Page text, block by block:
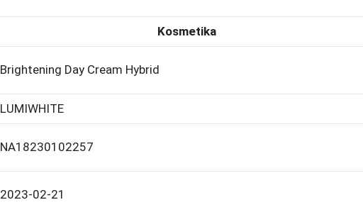
Kosmetika
Brightening Day Cream Hybrid
LUMIWHITE
NA18230102257
2023-02-21